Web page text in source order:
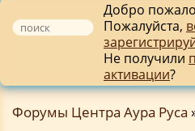
Добро
Пожалуйста,
Не получили
активации?
Форумы Центра Аура Руса